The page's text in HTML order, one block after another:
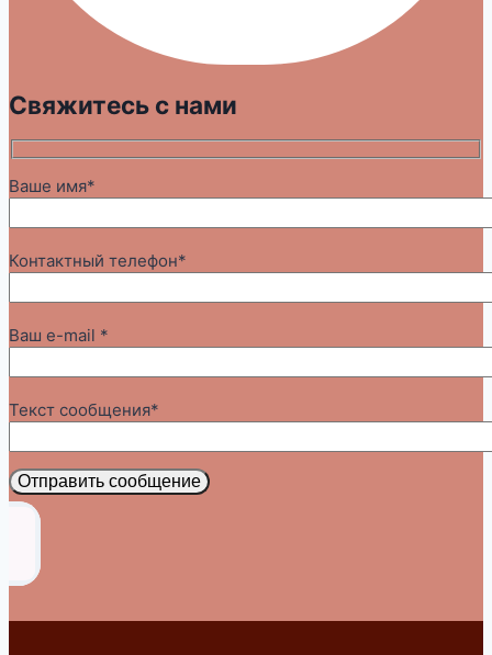
Свяжитесь с нами
Ваше имя*
Контактный телефон*
Ваш e-mail *
Текст сообщения*
Отправить сообщение